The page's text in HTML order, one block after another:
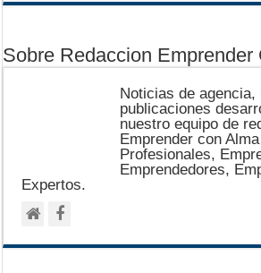
Sobre Redaccion Emprender
Noticias de
publicaciones
nuestro equipo de
Emprender con
Profesionales,
Emprendedores,
Expertos.